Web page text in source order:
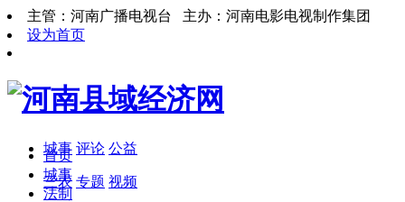
主管：河南广播电视台 主办：河南电影电视制作集团
设为首页
城事 评论 公益
三农 专题 视频
首页
城事
法制